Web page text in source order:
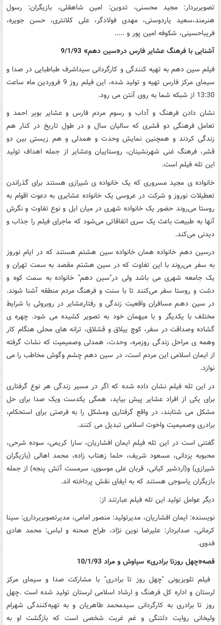
تصویربردار: مجید محسنی، تدوین: امین شاهقلی، بازیگران: رسول
هنرمند،سعید یاردوستی، مهدی فولادگر، علی کلانتری، حسن جویره،
فریباحسینی، شکوفه امین پور و .....
آشنایی با فرهنگ عشایر فارس در«سین دهم» 9/1/93
فیلم سین دهم به تهیه کنندگی و کارگردانی سیداشرف طباطبایی در صدا و
سیمای مرکز فارس تهیه و تولید شده، این فیلم روز 9 فروردین ماه ساعت
13:30 از شبکه شما به روی آنتن می رود.
نشان دادن فرهنگ و آداب و رسوم مردم فارس و عشایر بویر احمد و
تعامل فرهنگی دو قشری که سالیان سال و در طول تاریخ در کنار هم
زندگی کردند و همچنین نمایش وحدت و همدلی و هم زیستی بین دو
قشر، فرهنگ غنی شهرنشینان، روستاییان وعشایر از جمله اهداف تولید
این تله فیلم است.
خانواده ی مجید مسروری که یک خانواده ی شیرازی هستند برای گذراندن
تعطیلات نوروز و شرکت در عروسی یک خانواده عشایری به دعوت اقوام به
روستا می‌روند حضور یک خانواده شهری در میان ایل و نوع تفاوت و نگرش
آنها به طبیعت باعث یک سری اتفاقاتی می‌شود که ماجرای فیلم را جذاب و
دیدنی می‌کند.
درسین دهم خانواده همان خانواده سین هشتم هستند که در ایام نوروز
به سفر می‌روند با این تفاوت که در سین هشتم مقصد به سمت تهران و
یک جامعه شهری می باشد ولی در"سین دهم" خانواده به سمت کوه و
دشت و روستا سفر می‌کنند تا با سنت و فرهنگ مردم منطقه آشنا شوند.
در سین دهـم مسافران واقعیت زندگی و رفتارعشایر در روبروئی با شرایط
مختلف با یکدیگر و با میهمان خود به تصویر کشیده می شود. چهره ی
گشاده وصداقت در سفر، کوچ ییلاق و قشلاق، ترانه های محلی هنگام کار
وهمه ی مراحل زندگی روزمره، وحدت، همدلی وصمیمیت که نشات گرفته
از ایمان اسلامی این مردم است، در سین دهم چشم وگوش مخاطب را می
نوازد.
در این تله فیلم نشان داده شده که اگر در مسیر زندگی هر نوع گرفتاری
برای یکی از افراد عشایر پیش بیاید، همگی یکدست ویک صدا برای حل
مشکل می شتابند، در واقع گرفتاری ومشکل را به فرصتی برای استحکام،
برادری وصمیمیت واخوت اسلامی تبدیل می کنند.
گفتنی است در این تله فیلم ایمان افشاریان، سارا کریمی، سوده شرحی،
محبوبه یزدانی، مسعود شریف، حلما زهتاب زاده، محمد اهالی (بازیگران
شیرازی) و(اردشیر کیانی، قربان علی موسوی، سرمست آتش پنجه) از جمله
بازیگران یاسوجی هستند که به ایفای نقش پرداخته اند.
دیگر عوامل تولید این تله فیلم عبارتند از:
نویسنده: ایمان افشاریان، مدیرتولید: منصور امامی، مدیرتصویربرداری: سینا
کرمانی، صدابردار: علیرضا نوین نژاد، طراح صحنه و لباس: محمد هادی
فدوی.
قصه«چهل روزتا برادری» سیاوش و مراد 10/1/93
‌ فیلم تلویزیونی "چهل روز تا برادری" با مشارکت صدا و سیمای مرکز
لرستان و اداره‌ کل فرهنگ و ارشاد اسلامی لرستان تولید شده است .چهل
روز تا برادری به کارگردانی سیدمحمد طاهریان و به تهیه‌کنندگی شهرام
ولیخانی روایت دلتنگی و غم غربت شخصی است که بازگشت او به